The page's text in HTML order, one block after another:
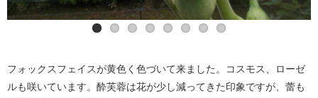
フォックスフェイスが黄色く色づいて来ました。コスモス、ローゼ
ルも咲いています。酔芙蓉は花が少し減ってきた印象ですが、蕾も